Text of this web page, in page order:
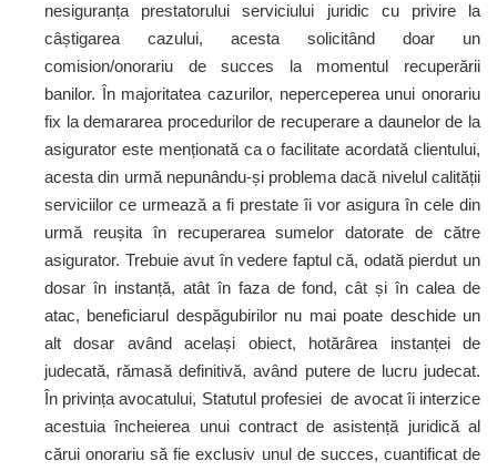
nesiguranța prestatorului serviciului juridic cu privire la
câștigarea cazului, acesta solicitând doar un
comision/onorariu de succes la momentul recuperării
banilor. În majoritatea cazurilor, neperceperea unui onorariu
fix la demararea procedurilor de recuperare a daunelor de la
asigurator este menționată ca o facilitate acordată clientului,
acesta din urmă nepunându-și problema dacă nivelul calității
serviciilor ce urmează a fi prestate îi vor asigura în cele din
urmă reușita în recuperarea sumelor datorate de către
asigurator. Trebuie avut în vedere faptul că, odată pierdut un
dosar în instanță, atât în faza de fond, cât și în calea de
atac, beneficiarul despăgubirilor nu mai poate deschide un
alt dosar având același obiect, hotărârea instanței de
judecată, rămasă definitivă, având putere de lucru judecat.
În privința avocatului, Statutul profesiei de avocat îi interzice
acestuia încheierea unui contract de asistență juridică al
cărui onorariu să fie exclusiv unul de succes, cuantificat de